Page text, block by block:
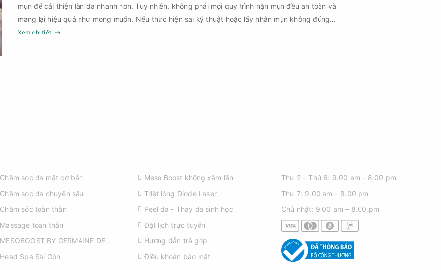
mụn để cải thiện làn da nhanh hơn. Tuy nhiên, không phải mọi quy trình nặn mụn đều an toàn và
mang lại hiệu quả như mong muốn. Nếu thực hiện sai kỹ thuật hoặc lấy nhân mụn không đúng
thời điểm, làn da có thể đối mặt với nguy cơ viêm nhiễm, thâm sau mụn và thậm chí là sẹo rỗ. Vậy
Xem chi tiết
Chăm sóc da mặt cơ bản
Chăm sóc da chuyên sâu
Chăm sóc toàn thân
Massage toàn thân
MESOBOOST BY GERMAINE DE
Head Spa Sài Gòn
Meso Boost không xâm lấn
Triệt lông Diode Laser
Peel da - Thay da sinh học
Đặt lịch trực tuyến
Hướng dẫn trả góp
Điều khoản bảo mật
Thứ 2 – Thứ 6: 9.00 am – 8.00 pm
Thứ 7: 9.00 am – 8.00 pm
Chủ nhật: 9.00 am – 8.00 pm